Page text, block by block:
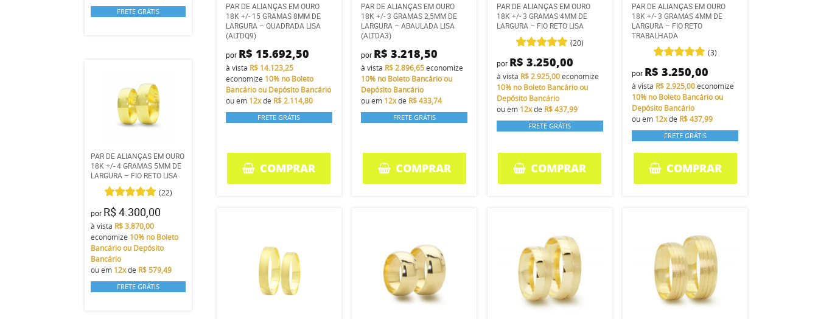
FRETE GRÁTIS
PAR DE ALIANÇAS EM OURO
18K +/- 4 GRAMAS 5MM DE
LARGURA – FIO RETO LISA
(22)
por R$ 4.300,00
à vista R$ 3.870,00
economize 10% no Boleto
Bancário ou Depósito
Bancário
ou em 12xde R$ 579,49
FRETE GRÁTIS
PAR DE ALIANÇAS EM OURO
18K +/- 15 GRAMAS 8MM DE
LARGURA – QUADRADA LISA
(ALTDQ9)
por R$ 15.692,50
à vista R$ 14.123,25
economize 10% no Boleto
Bancário ou Depósito Bancário
ou em 12xde R$ 2.114,80
FRETE GRÁTIS
COMPRAR
PAR DE ALIANÇAS EM OURO
18K +/- 3 GRAMAS 2,5MM DE
LARGURA – ABAULADA LISA
(ALTDA3)
por R$ 3.218,50
à vista R$ 2.896,65economize
10% no Boleto Bancário ou
Depósito Bancário
ou em 12xde R$ 433,74
FRETE GRÁTIS
COMPRAR
PAR DE ALIANÇAS EM OURO
18K +/- 3 GRAMAS 4MM DE
LARGURA – FIO RETO LISA
(20)
por R$ 3.250,00
à vista R$ 2.925,00economize
10% no Boleto Bancário ou
Depósito Bancário
ou em 12xde R$ 437,99
FRETE GRÁTIS
COMPRAR
PAR DE ALIANÇAS EM OURO
18K +/- 3 GRAMAS 4MM DE
LARGURA – FIO RETO
TRABALHADA
(3)
por R$ 3.250,00
à vista R$ 2.925,00economize
10% no Boleto Bancário ou
Depósito Bancário
ou em 12xde R$ 437,99
FRETE GRÁTIS
COMPRAR